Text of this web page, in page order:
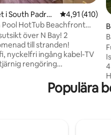
South Padre I
4,91 av 5 i
4,91 (410)
Pool HotTub Beachfront
över N Bay! 2
till stranden!
nyckelfri ingång kabel-TV
rengöring
till golv ★Massor av
på gångavstånd.
Populära